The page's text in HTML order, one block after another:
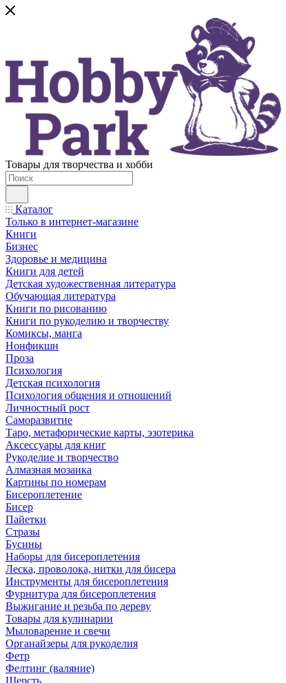
Товары для творчества и хобби
Каталог
Только в интернет-магазине
Книги
Бизнес
Здоровье и медицина
Книги для детей
Детская художественная литература
Обучающая литература
Книги по рисованию
Книги по рукоделию и творчеству
Комиксы, манга
Нонфикшн
Проза
Психология
Детская психология
Психология общения и отношений
Личностный рост
Саморазвитие
Таро, метафорические карты, эзотерика
Аксессуары для книг
Рукоделие и творчество
Алмазная мозаика
Картины по номерам
Бисероплетение
Бисер
Пайетки
Стразы
Бусины
Наборы для бисероплетения
Леска, проволока, нитки для бисера
Инструменты для бисероплетения
Фурнитура для бисероплетения
Выжигание и резьба по дереву
Товары для кулинарии
Мыловарение и свечи
Органайзеры для рукоделия
Фетр
Фелтинг (валяние)
Шерсть